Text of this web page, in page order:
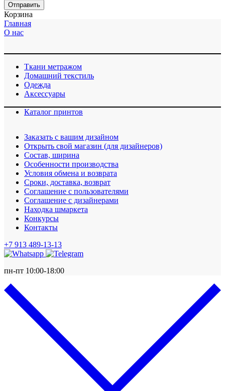
Отправить
Корзина
Главная
О нас
Ткани метражом
Домашний текстиль
Одежда
Аксессуары
Каталог принтов
Заказать с вашим дизайном
Открыть свой магазин (для дизайнеров)
Cостав, ширина
Особенности производства
Условия обмена и возврата
Сроки, доставка, возврат
Соглашение с пользователями
Соглашение с дизайнерами
Находка шмаркета
Конкурсы
Контакты
+7 913 489-13-13
пн-пт 10:00-18:00